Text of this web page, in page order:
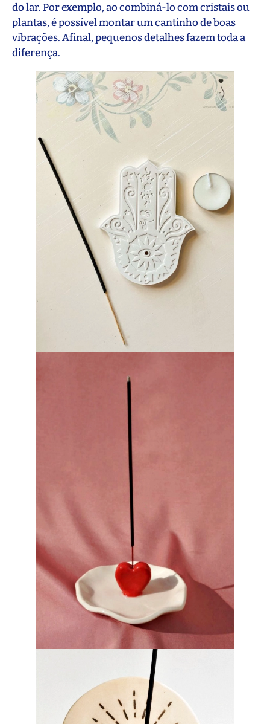
do lar. Por exemplo, ao combiná-lo com cristais ou
plantas, é possível montar um cantinho de boas
vibrações. Afinal, pequenos detalhes fazem toda a
diferença.